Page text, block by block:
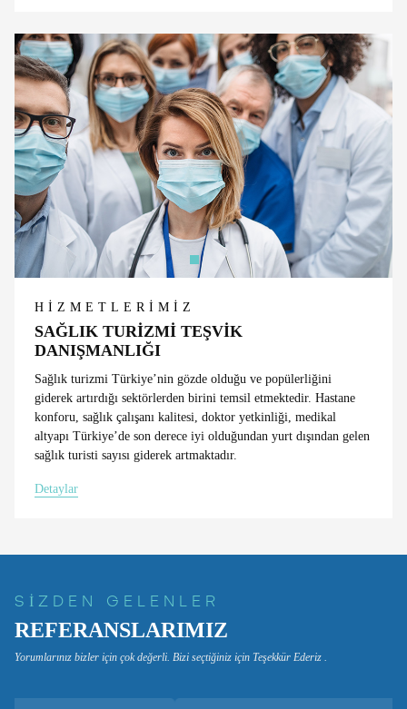
HİZMETLERİMİZ
SAĞLIK TURİZMİ TEŞVİK
DANIŞMANLIĞI
Sağlık turizmi Türkiye’nin gözde olduğu ve popülerliğini
giderek artırdığı sektörlerden birini temsil etmektedir. Hastane
konforu, sağlık çalışanı kalitesi, doktor yetkinliği, medikal
altyapı Türkiye’de son derece iyi olduğundan yurt dışından gelen
sağlık turisti sayısı giderek artmaktadır.
Detaylar
SİZDEN GELENLER
REFERANSLARIMIZ
Yorumlarınız bizler için çok değerli. Bizi seçtiğiniz için Teşekkür Ederiz .